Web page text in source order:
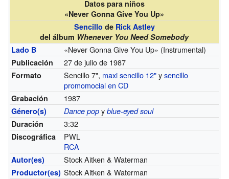
Datos para niños
«Never Gonna Give You Up»
Sencillode Rick Astley
del álbum Whenever You Need Somebody
Lado B
«Never Gonna Give You Up» (Instrumental)
Publicación 27 de julio de 1987
Formato Sencillo 7", maxi sencillo 12"ysencillo
promomocial en CD
Grabación 1987
Género(s) Dance pop yblue-eyed soul
Duración
3:32
Discográfica
PWL
RCA
Autor(es) Stock Aitken & Waterman
Productor(es) Stock Aitken & Waterman